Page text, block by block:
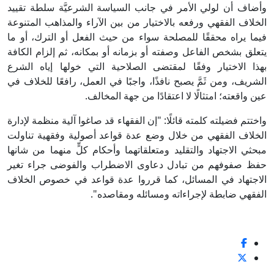
وأضاف أن لولي الأمر في جانب السياسة الشرعيَّة سلطة تقييد
الخلاف الفقهي ورفعه بالاختيار من بين الآراء والمذاهب المتنوعة
فيما يراه محققًا للمصلحة سواء من حيث الفعل أو الترك، أو ما
يتعلق بشخص الفاعل وصفته أو بزمانه أو بمكانه، ثم إلزام الكافة
بهذا الاختيار وفقًا لمقتضى الصلاحية التي خولها إياه الشرع
الشريف، ومن ثَمَّ يصبح نافذًا، واجبًا في العمل، رافعًا للخلاف في
عين واقعته؛ امتثالًا لا اعتقادًا من جهة المخالف.
واختتم فضيلته كلمته قائلًا: "إن الفقهاء قد صاغوا آلية منظمة لإدارة
الخلاف الفقهي من خلال وضع عدة قواعد أصولية وفقهية تناولت
مبحثي الاجتهاد والتقليد ومتعلقاتهما وأحكام كلٍّ منهما من شانها
حفظ صفوفهم من تبادل دعاوى الاضطراب والفوضى جراء تغير
الاجتهاد في المسائل، كما قرروا عدة قواعد في خصوص الخلاف
الفقهي ضابطة لإجراءاته ومسائله ومقاصده".